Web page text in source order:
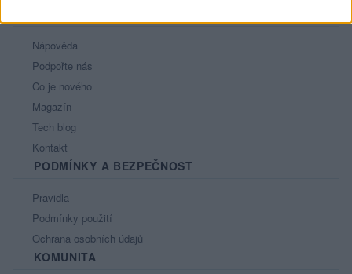
Nápověda
Podpořte nás
Co je nového
Magazín
Tech blog
Kontakt
PODMÍNKY A BEZPEČNOST
Pravidla
Podmínky použití
Ochrana osobních údajů
KOMUNITA